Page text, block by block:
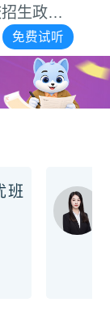
生政策
免费试听
班